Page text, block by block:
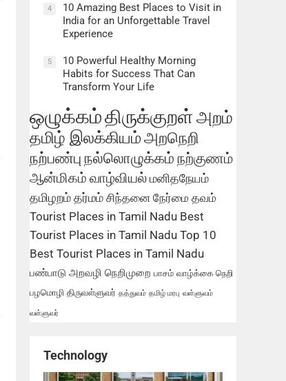
4
10 Amazing Best Places to Visit in
India for an Unforgettable Travel
Experience
5
10 Powerful Healthy Morning
Habits for Success That Can
Transform Your Life
ஒழுக்கம்திருக்குறள்அறம்
தமிழ் இலக்கியம்அறநெறி
நற்பண்பு நல்லொழுக்கம் நற்குணம்
ஆன்மிகம் வாழ்வியல்மனிதநேயம்
தமிழறம்தர்மம் சிந்தனை நேர்மை தவம்
Tourist Places in Tamil Nadu Best
Tourist Places in Tamil Nadu Top 10
Best Tourist Places in Tamil Nadu
பண்பாடு அறவழி நெறிமுறை பாசம் வாழ்க்கை நெறி
பழமொழி திருவள்ளுவர் தத்துவம் தமிழ் மரபு வள்ளுவம்
வள்ளுவர்
Technology